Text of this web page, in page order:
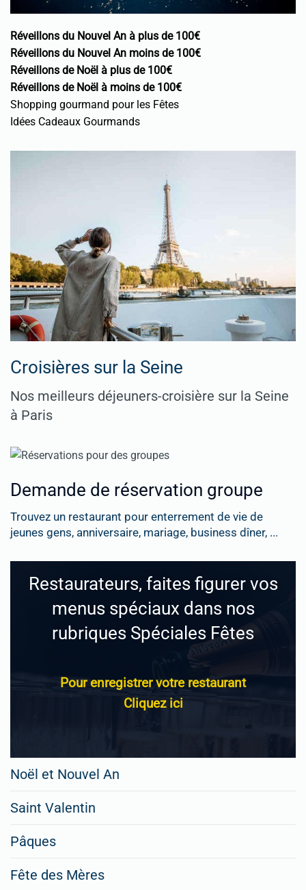
Réveillons du Nouvel An à plus de 100€
Réveillons du Nouvel An moins de 100€
Réveillons de Noël à plus de 100€
Réveillons de Noël à moins de 100€
Shopping gourmand pour les Fêtes
Idées Cadeaux Gourmands
Croisières sur la Seine
Nos meilleurs déjeuners-croisière sur la Seine
à Paris
Demande de réservation groupe
Trouvez un restaurant pour enterrement de vie de
jeunes gens, anniversaire, mariage, business dîner, ...
Restaurateurs, faites figurer vos
menus spéciaux dans nos
rubriques Spéciales Fêtes
Pour enregistrer votre restaurant
Cliquez ici
Noël et Nouvel An
Saint Valentin
Pâques
Fête des Mères